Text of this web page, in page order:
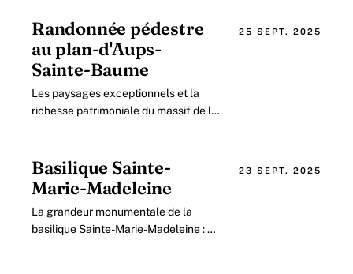
nature.
Randonnée pédestre
au plan-d'Aups-
Sainte-Baume
Les paysages exceptionnels et la
richesse patrimoniale du massif de la
dans le Var.
25 SEPT. 2025
Basilique Sainte-
Marie-Madeleine
La grandeur monumentale de la
basilique Sainte-Marie-Madeleine : un
23 SEPT. 2025